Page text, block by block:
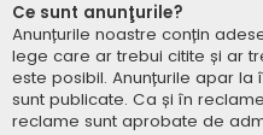
Ce sunt anunţurile?
Anunțurile noastre conțin
lege care ar trebui citite și ar
este posibil. Anunțurile apar
sunt publicate. Ca și în
reclame sunt aprobate de